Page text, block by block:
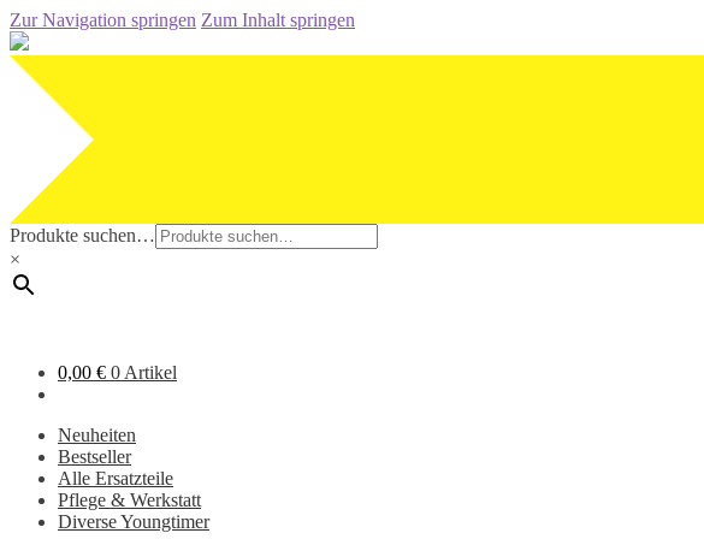
Zur Navigation springen Zum Inhalt springen
Produkte suchen…
×
0,00 € 0 Artikel
Neuheiten
Bestseller
Alle Ersatzteile
Pflege & Werkstatt
Diverse Youngtimer